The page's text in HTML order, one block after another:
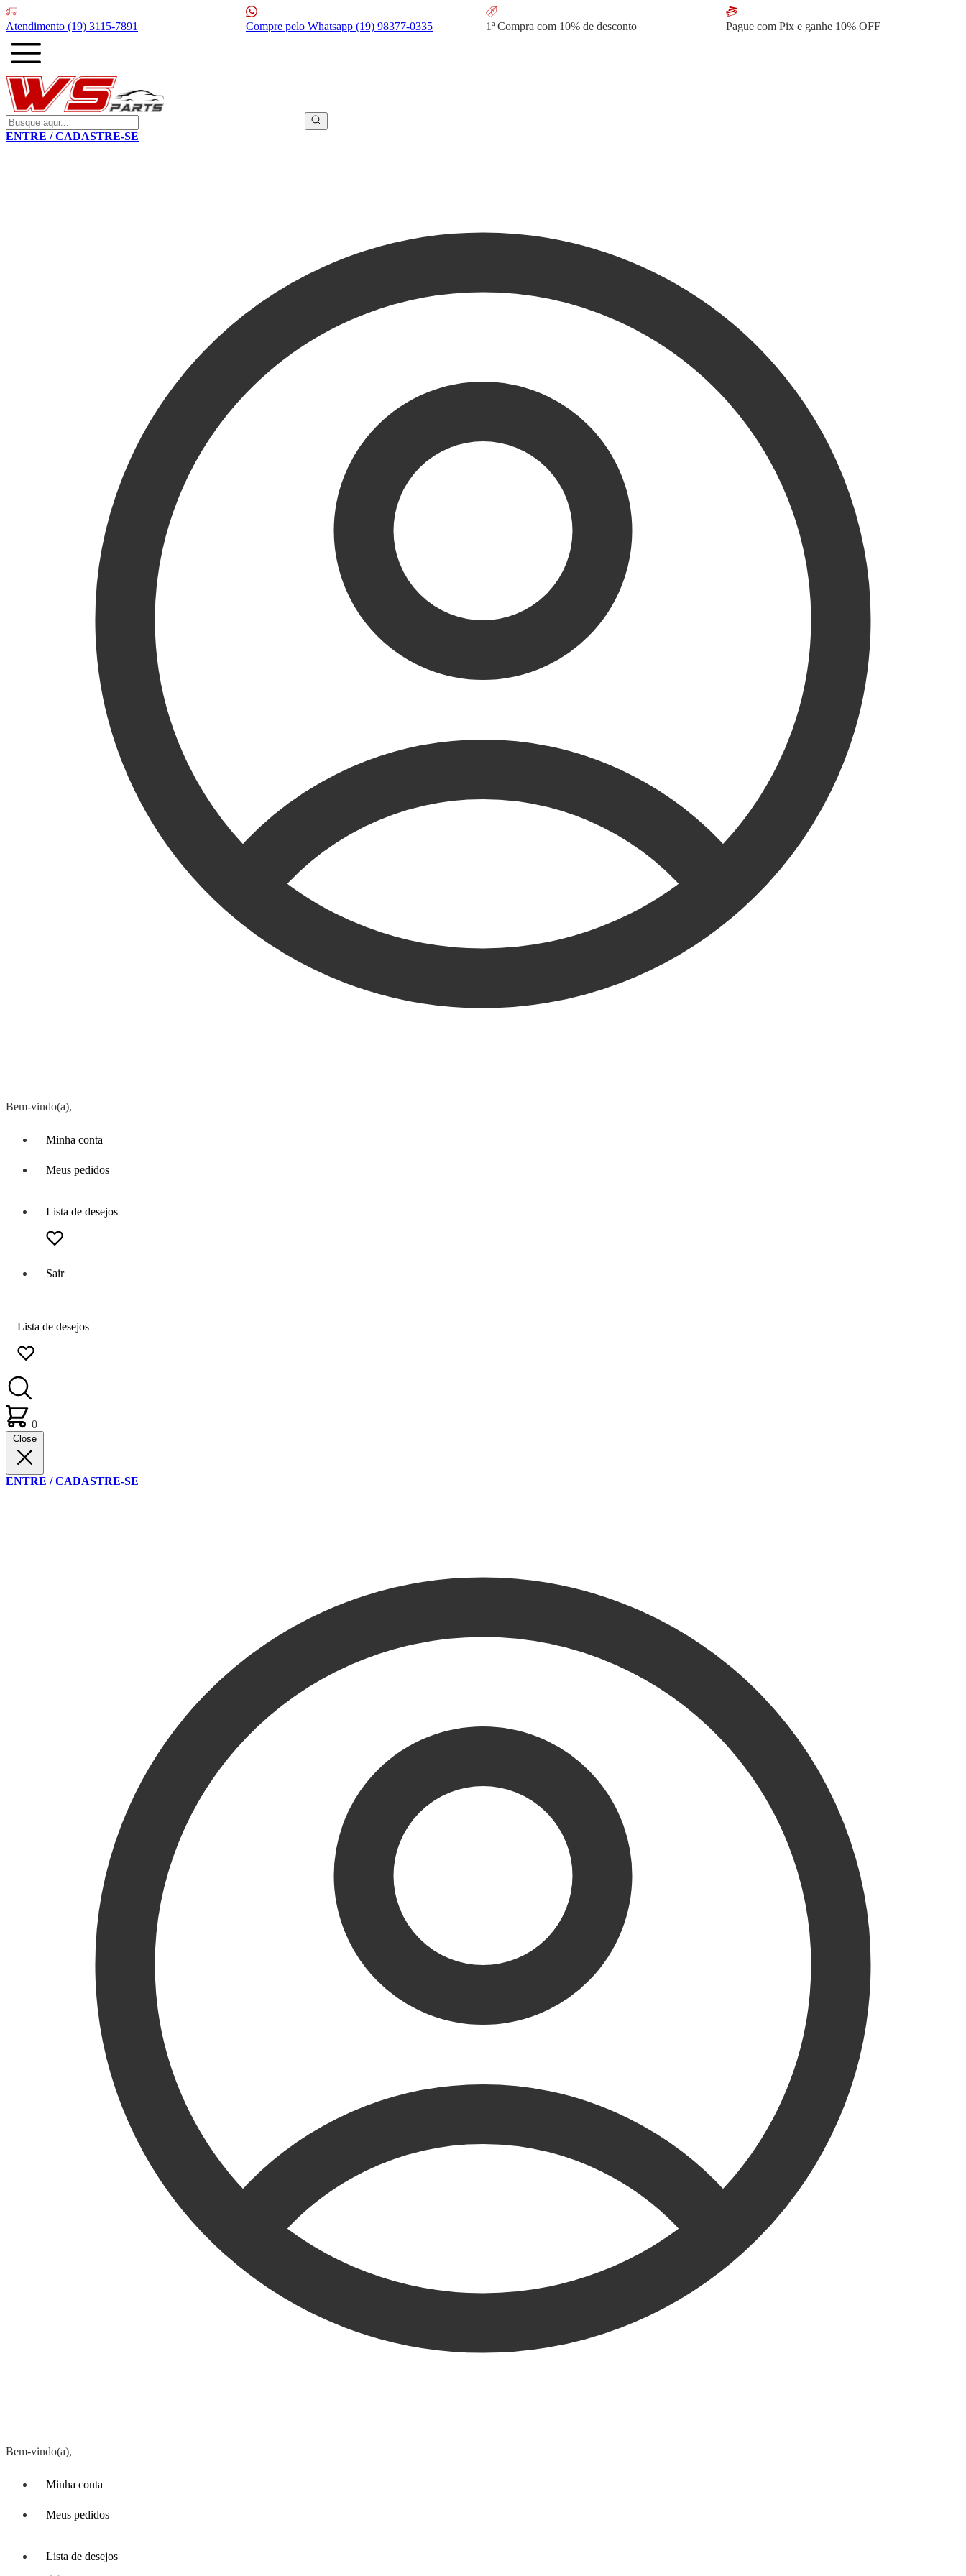
Atendimento (19) 3115-7891 Compre pelo Whatsapp (19) 98377-0335 1ª Compra com 10% de desconto Pague com Pix e ganhe 10% OFF
ENTRE / CADASTRE-SE
Bem-vindo(a),
Minha conta
Meus pedidos
Lista de desejos
Sair
Lista de desejos
0
Close
ENTRE / CADASTRE-SE
Bem-vindo(a),
Minha conta
Meus pedidos
Lista de desejos